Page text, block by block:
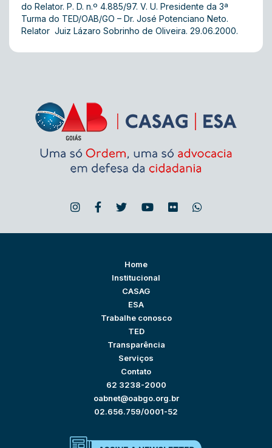
do Relator. P. D. n.º 4.885/97. V. U. Presidente da 3ª
Turma do TED/OAB/GO – Dr. José Potenciano Neto.
Relator  Juiz Lázaro Sobrinho de Oliveira. 29.06.2000.
Home
Institucional
CASAG
ESA
Trabalhe conosco
TED
Transparência
Serviços
Contato
62 3238-2000
oabnet@oabgo.org.br
02.656.759/0001-52